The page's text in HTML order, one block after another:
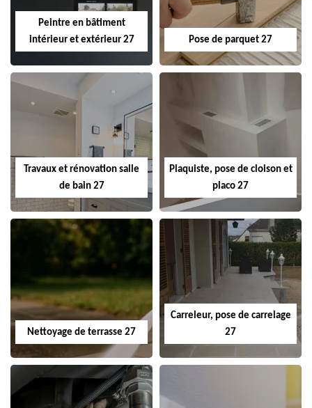
Peintre en bâtiment
intérieur et extérieur 27
Pose de parquet 27
Travaux et rénovation salle
de bain 27
Plaquiste, pose de cloison et
placo 27
Nettoyage de terrasse 27
Carreleur, pose de carrelage
27